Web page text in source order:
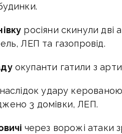
росіяни скинули
ЛЕП та газопровід.
окупанти гатили з
удару
3 домівки, ЛЕП.
через ворожі атаки